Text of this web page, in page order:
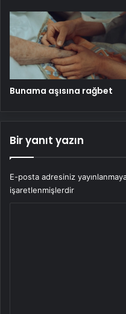
Bunama aşısına rağbet
Bir yanıt yazın
E-posta adresiniz
işaretlenmişlerdir